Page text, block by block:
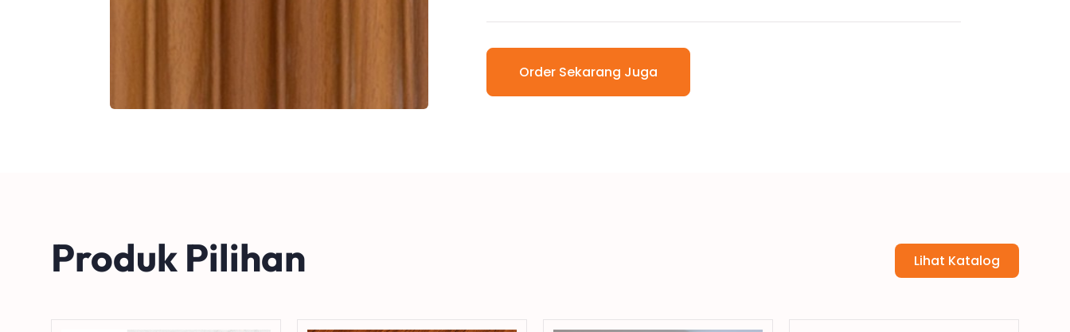
Order Sekarang Juga
Produk Pilihan Lihat Katalog